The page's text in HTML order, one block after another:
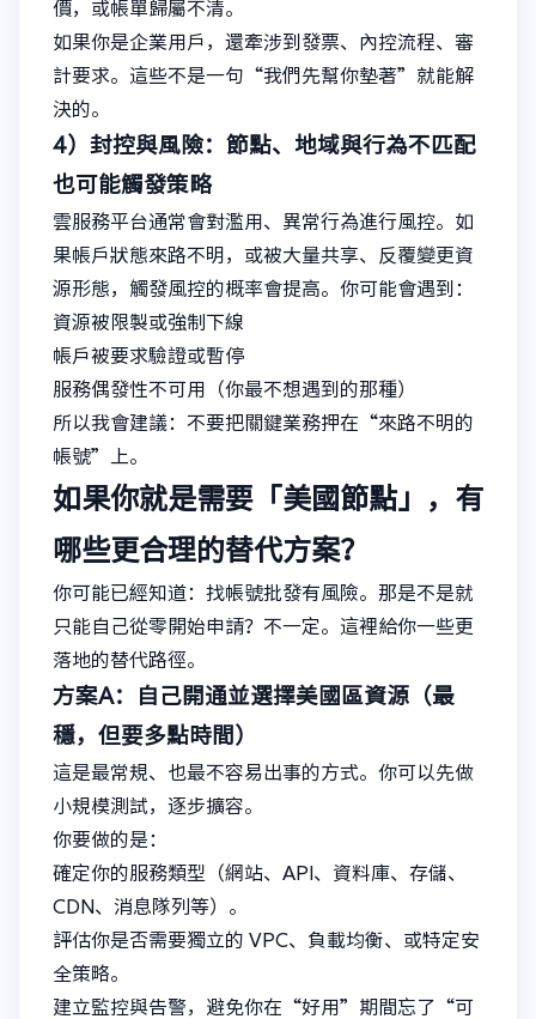
價，或帳單歸屬不清。
如果你是企業用戶，還牽涉到發票、內控流程、審
計要求。這些不是一句“我們先幫你墊著”就能解
決的。
4）封控與風險：節點、地域與行為不匹配
也可能觸發策略
雲服務平台通常會對濫用、異常行為進行風控。如
果帳戶狀態來路不明，或被大量共享、反覆變更資
源形態，觸發風控的概率會提高。你可能會遇到：
資源被限製或強制下線
帳戶被要求驗證或暫停
服務偶發性不可用（你最不想遇到的那種）
所以我會建議：不要把關鍵業務押在“來路不明的
帳號”上。
如果你就是需要「美國節點」，有
哪些更合理的替代方案？
你可能已經知道：找帳號批發有風險。那是不是就
只能自己從零開始申請？不一定。這裡給你一些更
落地的替代路徑。
方案A：自己開通並選擇美國區資源（最
穩，但要多點時間）
這是最常規、也最不容易出事的方式。你可以先做
小規模測試，逐步擴容。
你要做的是：
確定你的服務類型（網站、API、資料庫、存儲、
CDN、消息隊列等）。
評估你是否需要獨立的 VPC、負載均衡、或特定安
全策略。
建立監控與告警，避免你在“好用”期間忘了“可